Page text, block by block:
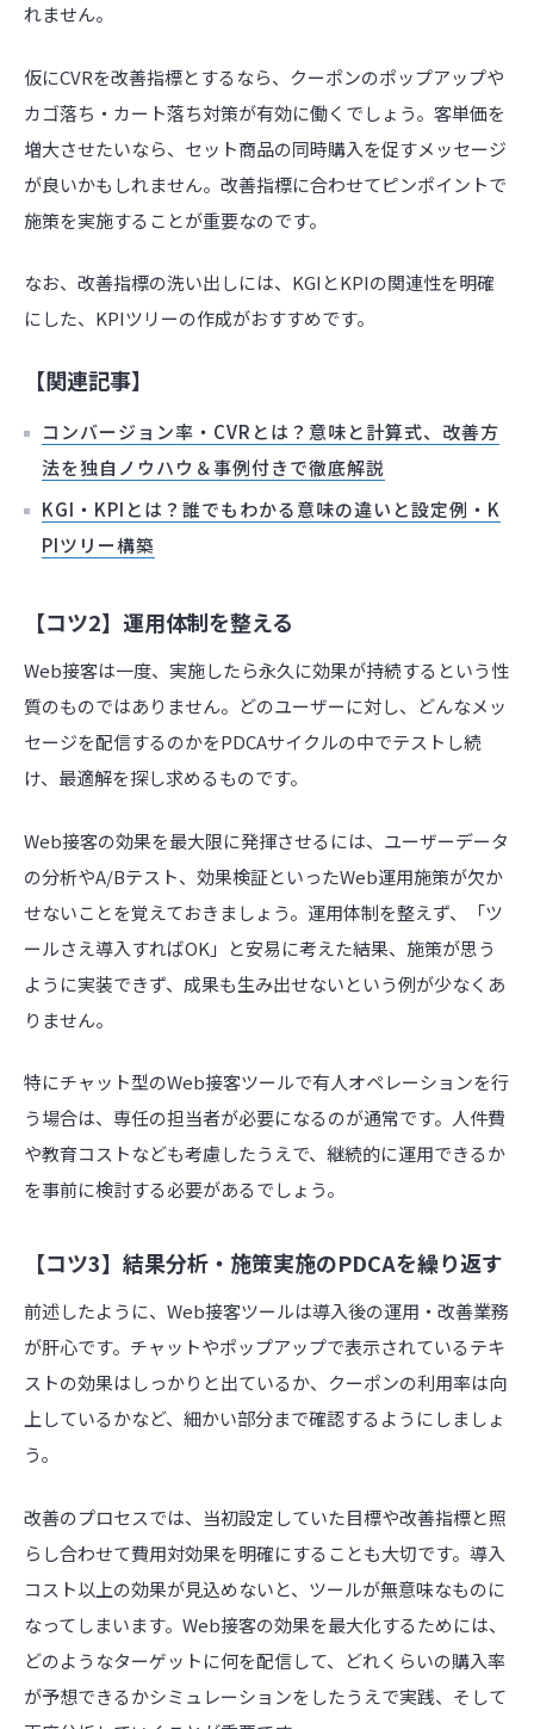
れません。
仮にCVRを改善指標とするなら、クーポンのポップアップや
カゴ落ち・カート落ち対策が有効に働くでしょう。客単価を
増大させたいなら、セット商品の同時購入を促すメッセージ
が良いかもしれません。改善指標に合わせてピンポイントで
施策を実施することが重要なのです。
なお、改善指標の洗い出しには、KGIとKPIの関連性を明確
にした、KPIツリーの作成がおすすめです。
【関連記事】
コンバージョン率・CVRとは？意味と計算式、改善方
法を独自ノウハウ＆事例付きで徹底解説
KGI・KPIとは？誰でもわかる意味の違いと設定例・K
PIツリー構築
【コツ2】運用体制を整える
Web接客は一度、実施したら永久に効果が持続するという性
質のものではありません。どのユーザーに対し、どんなメッ
セージを配信するのかをPDCAサイクルの中でテストし続
け、最適解を探し求めるものです。
Web接客の効果を最大限に発揮させるには、ユーザーデータ
の分析やA/Bテスト、効果検証といったWeb運用施策が欠か
せないことを覚えておきましょう。運用体制を整えず、「ツ
ールさえ導入すればOK」と安易に考えた結果、施策が思う
ように実装できず、成果も生み出せないという例が少なくあ
りません。
特にチャット型のWeb接客ツールで有人オペレーションを行
う場合は、専任の担当者が必要になるのが通常です。人件費
や教育コストなども考慮したうえで、継続的に運用できるか
を事前に検討する必要があるでしょう。
【コツ3】結果分析・施策実施のPDCAを繰り返す
前述したように、Web接客ツールは導入後の運用・改善業務
が肝心です。チャットやポップアップで表示されているテキ
ストの効果はしっかりと出ているか、クーポンの利用率は向
上しているかなど、細かい部分まで確認するようにしましょ
う。
改善のプロセスでは、当初設定していた目標や改善指標と照
らし合わせて費用対効果を明確にすることも大切です。導入
コスト以上の効果が見込めないと、ツールが無意味なものに
なってしまいます。Web接客の効果を最大化するためには、
どのようなターゲットに何を配信して、どれくらいの購入率
が予想できるかシミュレーションをしたうえで実践、そして